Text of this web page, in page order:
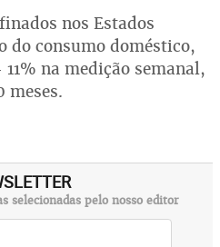
nos Estados
do consumo doméstico,
na medição semanal,
meses.
selecionadas pelo nosso editor